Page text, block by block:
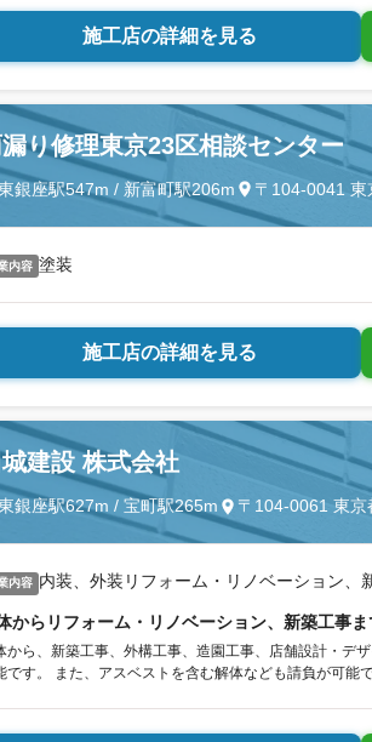
施工店の詳細を見る
り修理東京23区相談センター
銀座駅547m / 新富町駅206m 〒104-0041 東
内容 塗装
施工店の詳細を見る
城建設 株式会社
銀座駅627m / 宝町駅265m 〒104-0061 東
内容 内装、外装リフォーム・リノベーション、
からリフォーム・リノベーション、新築工事
から、新築工事、外構工事、造園工事、店舗設計・デ
です。 また、アスベストを含む解体なども請負が可能で